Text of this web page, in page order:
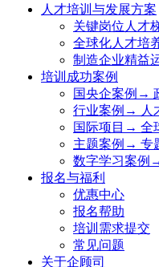
人才培训与发展方案
关键岗位人才
全球化人才培
制造企业精益
培训成功案例
国央企案例→
行业案例→ 人
国际项目→ 全
主题案例→ 专
数字学习案例
报名与福利
优惠中心
报名帮助
培训需求提交
常见问题
关于企顾司